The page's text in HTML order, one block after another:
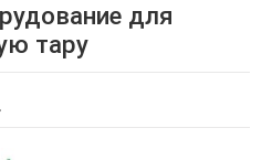
для
тару